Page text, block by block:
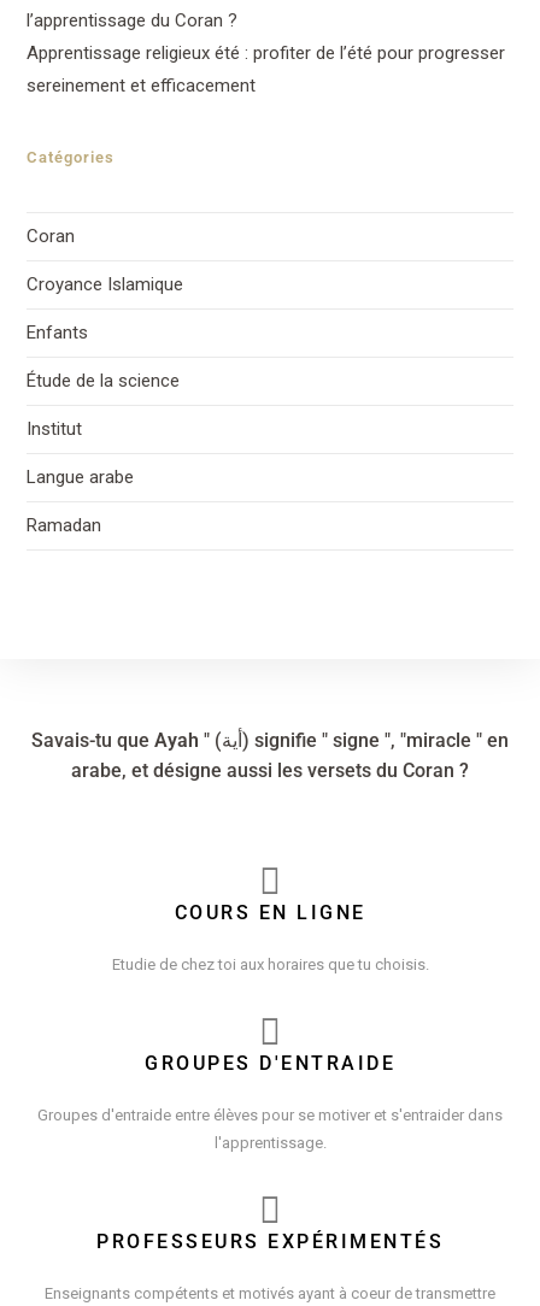
l’apprentissage du Coran ?
Apprentissage religieux été : profiter de l’été pour progresser
sereinement et efficacement
Catégories
Coran
Croyance Islamique
Enfants
Étude de la science
Institut
Langue arabe
Ramadan
Savais-tu que Ayah " (أية) signifie " signe ", "miracle " en
arabe, et désigne aussi les versets du Coran ?
COURS EN LIGNE
Etudie de chez toi aux horaires que tu choisis.
GROUPES D'ENTRAIDE
Groupes d'entraide entre élèves pour se motiver et s'entraider dans
l'apprentissage.
PROFESSEURS EXPÉRIMENTÉS
Enseignants compétents et motivés ayant à coeur de transmettre